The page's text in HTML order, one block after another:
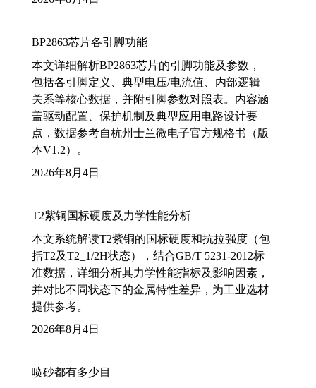
BP2863芯片各引脚功能
本文详细解析BP2863芯片的引脚功能及参数，
包括各引脚定义、典型电压/电流值、内部逻辑
关系等核心数据，并附引脚参数对照表。内容涵
盖驱动配置、保护机制及典型应用电路设计要
点，数据参考自杭州士兰微电子官方规格书（版
本V1.2）。
2026年8月4日
T2紫铜国标硬度及力学性能分析
本文系统解读T2紫铜的国标硬度和抗拉强度（包
括T2及T2_1/2H状态），结合GB/T 5231-2012标
准数据，详细分析其力学性能指标及影响因素，
并对比不同状态下的金属特性差异，为工业选材
提供参考。
2026年8月4日
喷砂都有多少目